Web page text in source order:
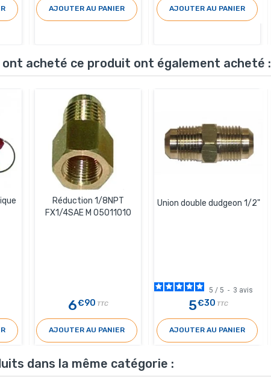
AJOUTER AU PANIER AJOUTER AU PANIER
ont acheté ce produit ont également acheté :
Réduction 1/8NPT
FX1/4SAE M 05011010
6€90 TTC
AJOUTER AU PANIER
Union double dudgeon 1/2"
5 / 5 - 3 avis
5€30 TTC
AJOUTER AU PANIER
dans la même catégorie :